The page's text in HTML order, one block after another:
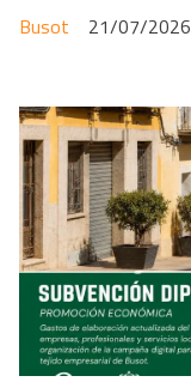
Busot 21/07/2026